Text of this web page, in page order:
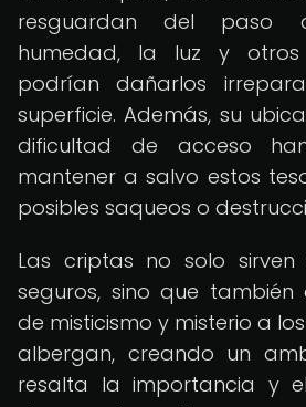
resguardan del paso
humedad, la luz y otros
podrían dañarlos
superficie. Además, su
dificultad de acceso
mantener a salvo estos
posibles saqueos o
Las criptas no solo sirven
seguros, sino que
de misticismo y misterio a
albergan, creando un
resalta la importancia y